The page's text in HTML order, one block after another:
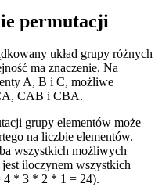
permutacji
układ grupy różnych
ma znaczenie. Na
A, B i C, możliwe
CAB i CBA.
grupy elementów może
na liczbie elementów.
wszystkich możliwych
iloczynem wszystkich
4 * 3 * 2 * 1 = 24).